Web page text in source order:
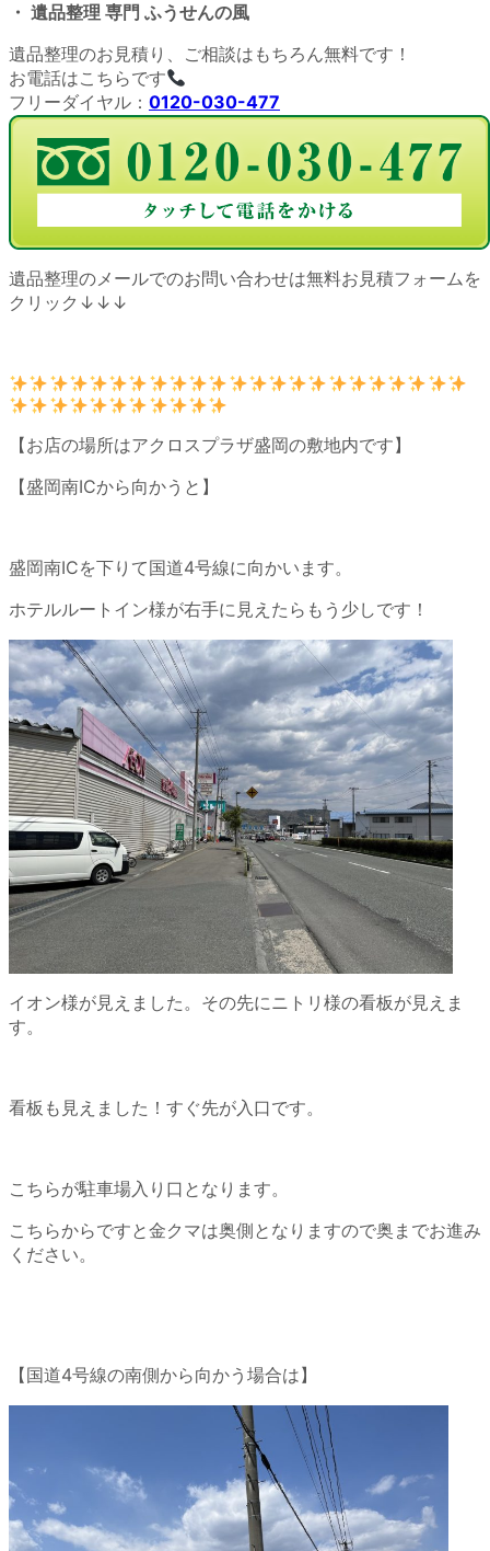
・ 遺品整理 専門 ふうせんの風
遺品整理のお見積り、ご相談はもちろん無料です！
お電話はこちらです
フリーダイヤル： 0120-030-477
遺品整理のメールでのお問い合わせは無料お見積フォームを
クリック↓↓↓
【お店の場所はアクロスプラザ盛岡の敷地内です】
【盛岡南ICから向かうと】
盛岡南ICを下りて国道4号線に向かいます。
ホテルルートイン様が右手に見えたらもう少しです！
イオン様が見えました。その先にニトリ様の看板が見えま
す。
看板も見えました！すぐ先が入口です。
こちらが駐車場入り口となります。
こちらからですと金クマは奥側となりますので奥までお進み
ください。
【国道4号線の南側から向かう場合は】